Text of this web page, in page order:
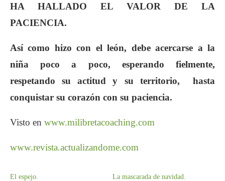
HA HALLADO EL VALOR DE LA
PACIENCIA.
Así como hizo con el león, debe acercarse a la
niña poco a poco, esperando fielmente,
respetando su actitud y su territorio, hasta
conquistar su corazón con su paciencia.
Visto en www.milibretacoaching.com
www.revista.actualizandome.com
El espejo.
La mascarada de navidad.